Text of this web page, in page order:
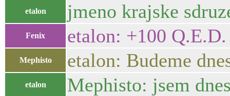
etalon jmeno krajske
Fenix etalon: +100 Q.E.D.
Mephisto etalon: Budeme
etalon Mephisto: jsem